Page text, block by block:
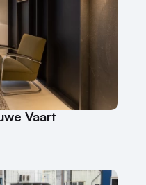
Vaart